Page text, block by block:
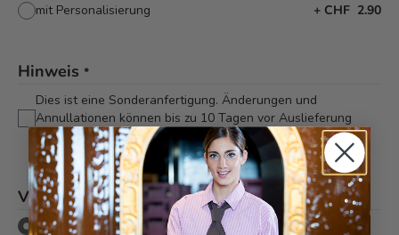
mit Personalisierung
+ CHF 2.90
Hinweis *
Dies ist eine Sonderanfertigung. Änderungen und
Annullationen können bis zu 10 Tagen vor Auslieferung
berücksichtigt werden
Versandart *
Abholung/Lieferung